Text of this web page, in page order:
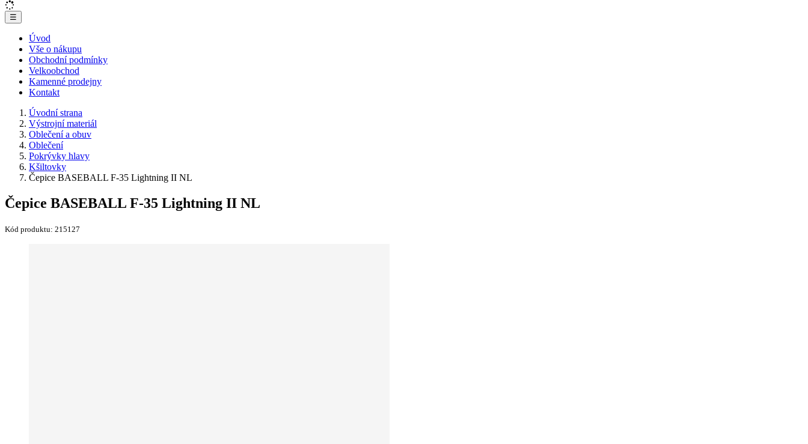
☰
Úvod
Vše o nákupu
Obchodní podmínky
Velkoobchod
Kamenné prodejny
Kontakt
Úvodní strana
Výstrojní materiál
Oblečení a obuv
Oblečení
Pokrývky hlavy
Kšiltovky
Čepice BASEBALL F-35 Lightning II NL
Čepice BASEBALL F-35 Lightning II NL
Kód produktu: 215127